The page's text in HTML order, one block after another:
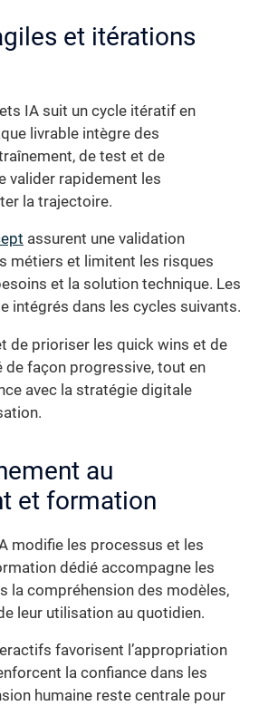
et itérations
IA suit un cycle itératif en
livrable intègre des
de test et de
valider rapidement les
la trajectoire.
assurent une validation
métiers et limitent les risques
et la solution technique. Les
intégrés dans les cycles suivants.
de prioriser les quick wins et de
de façon progressive, tout en
avec la stratégie digitale
au
et formation
modifie les processus et les
dédié accompagne les
la compréhension des modèles,
leur utilisation au quotidien.
favorisent l’appropriation
la confiance dans les
humaine reste centrale pour